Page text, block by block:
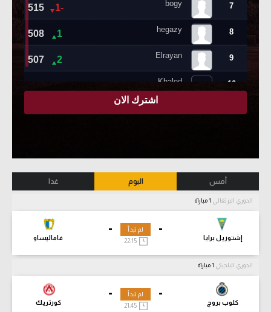
أمس اليوم غدا
الدوري البرتغالي
-
إشتوريل برايا
-
فاماليساو
لم تبدأ
22:15
الدوري البلجيكي
-
كلوب بروج
-
كورتريك
لم تبدأ
21:45